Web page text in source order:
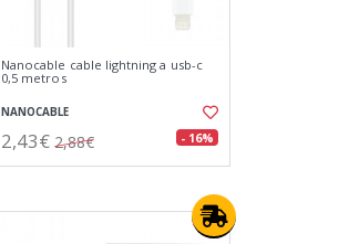
Nanocable cable lightning a usb-c
0,5 metros
NANOCABLE
2,43€ 2,88€ - 16%